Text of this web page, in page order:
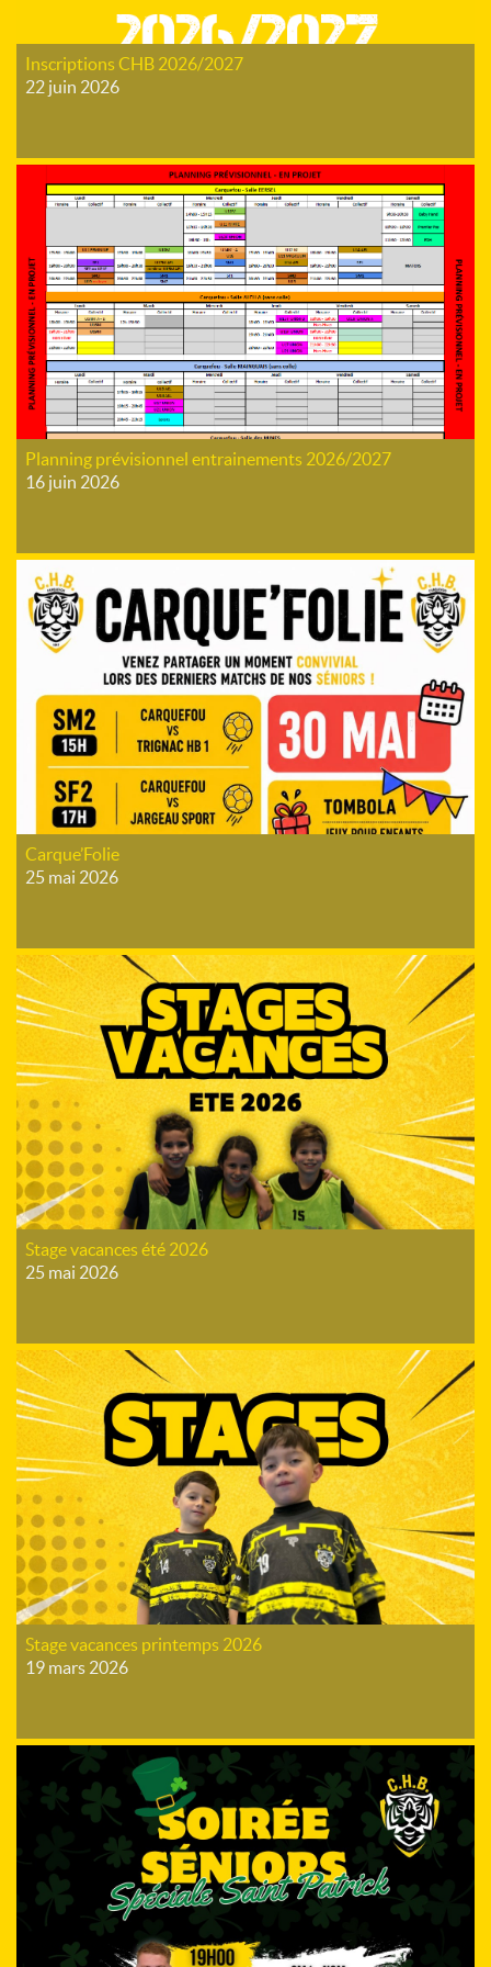
Inscriptions CHB 2026/2027
22 juin 2026
Planning prévisionnel entrainements 2026/2027
16 juin 2026
Carque’Folie
25 mai 2026
Stage vacances été 2026
25 mai 2026
Stage vacances printemps 2026
19 mars 2026